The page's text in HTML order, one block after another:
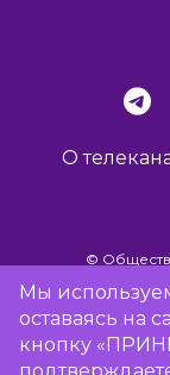
О
©
Мы
оставаясь на
кнопку